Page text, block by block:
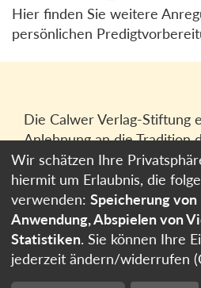
Hier finden Sie weitere
persönlichen
Die Calwer Verlag-Stiftung
Anlehnung an die Tradition
gegründeten Calwer
heutigen Calwer Verlag
GmbHin Stuttgart.
Impressum
Datenschutzerklärung
Cookie-Einstellungen
Wir schätzen Ihre
hiermit um Erlaubnis, die
verwenden: Speicherung
Anwendung, Abspielen von
Statistiken. Sie können Ihre
jederzeit ändern/widerrufen